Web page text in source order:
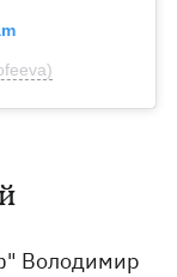
Володимир